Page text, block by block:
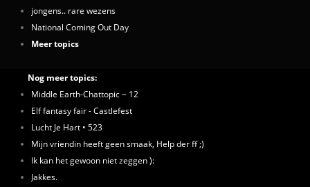
jongens.. rare wezens
National Coming Out Day
Meer topics
Nog meer topics:
Middle Earth-Chattopic ~ 12
Elf fantasy fair - Castlefest
Lucht Je Hart • 523
Mijn vriendin heeft geen smaak, Help der ff ;)
Ik kan het gewoon niet zeggen ):
Jakkes.